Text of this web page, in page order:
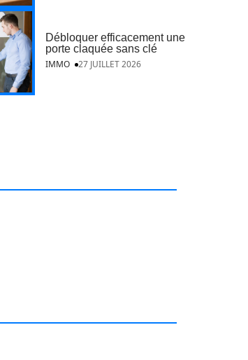
Débloquer efficacement une
porte claquée sans clé
IMMO
27 JUILLET 2026